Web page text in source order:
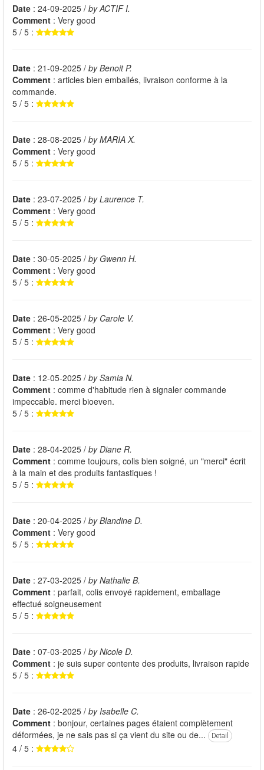
Date : 24-09-2025 / by ACTIF I.
Comment : Very good
5 / 5 :
Date : 21-09-2025 / by Benoit P.
Comment : articles bien emballés, livraison conforme à la
commande.
5 / 5 :
Date : 28-08-2025 / by MARIA X.
Comment : Very good
5 / 5 :
Date : 23-07-2025 / by Laurence T.
Comment : Very good
5 / 5 :
Date : 30-05-2025 / by Gwenn H.
Comment : Very good
5 / 5 :
Date : 26-05-2025 / by Carole V.
Comment : Very good
5 / 5 :
Date : 12-05-2025 / by Samia N.
Comment : comme d'habitude rien à signaler commande
impeccable. merci bioeven.
5 / 5 :
Date : 28-04-2025 / by Diane R.
Comment : comme toujours, colis bien soigné, un "merci" écrit
à la main et des produits fantastiques !
5 / 5 :
Date : 20-04-2025 / by Blandine D.
Comment : Very good
5 / 5 :
Date : 27-03-2025 / by Nathalie B.
Comment : parfait, colis envoyé rapidement, emballage
effectué soigneusement
5 / 5 :
Date : 07-03-2025 / by Nicole D.
Comment : je suis super contente des produits, livraison rapide
5 / 5 :
Date : 26-02-2025 / by Isabelle C.
Comment : bonjour, certaines pages étaient complètement
déformées, je ne sais pas si ça vient du site ou de...
Detail
4 / 5 :